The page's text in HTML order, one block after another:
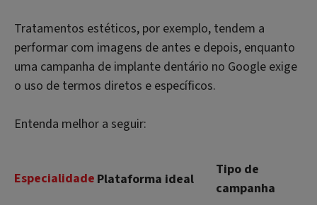
Tratamentos estéticos, por exemplo, tendem a
performar com imagens de antes e depois, enquanto
uma campanha de implante dentário no Google exige
o uso de termos diretos e específicos.
Entenda melhor a seguir:
Especialidade Plataforma ideal
Tipo de
campanha